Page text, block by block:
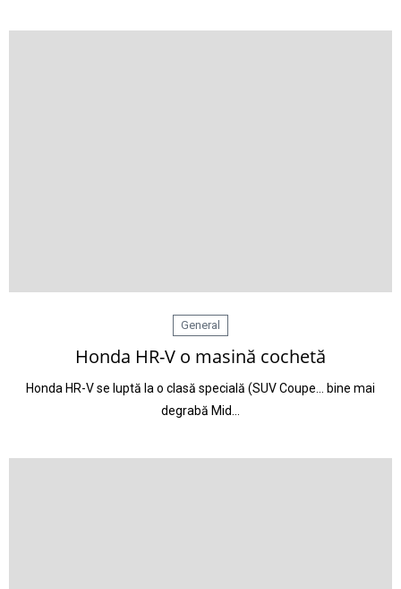
General
Honda HR-V o masină cochetă
Honda HR-V se luptă la o clasă specială (SUV Coupe… bine mai
degrabă Mid…